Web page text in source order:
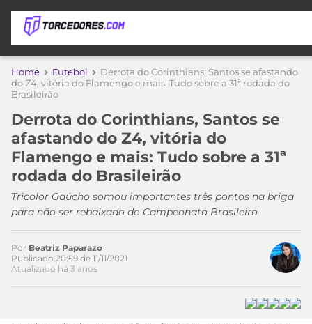
APOSTAS
DICAS
DE
APOSTA
MELHORES
SITES
DE
APOSTAS
2026
CÓDIGO
ÚLTIMAS
COPA
DO
MUNDO
TIMES
MEU
TIME
CAMPEONATOS
Home Futebol
Derrota do Corinthians, Santos se afastando
do Z4, vitória do Flamengo e mais: Tudo sobre a 31ª rodada do
Brasileirão
Derrota do Corinthians, Santos se
afastando do Z4, vitória do
Flamengo e mais: Tudo sobre a 31ª
rodada do Brasileirão
Tricolor Gaúcho somou importantes três pontos na briga
para não ser rebaixado do Campeonato Brasileiro
Por Beatriz Paparazo
Publicado 20:59 de 11/11/2021
Atualizado há 3 anos